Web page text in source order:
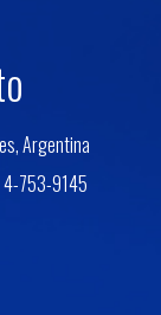
Argentina
753-9145